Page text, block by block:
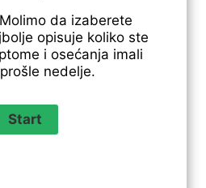
Molimo da izaberete
opisuje koliko ste
i osećanja imali
nedelje.